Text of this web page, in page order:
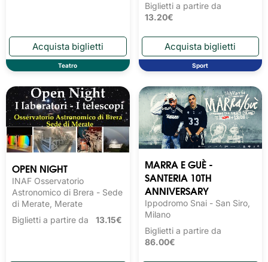
Teatro
Biglietti a partire da
13.20€
Sport
OPEN NIGHT
INAF Osservatorio
Astronomico di Brera - Sede
di Merate, Merate
Biglietti a partire da 13.15€
MARRA E GUÈ -
SANTERIA 10TH
ANNIVERSARY
Ippodromo Snai - San Siro,
Milano
Biglietti a partire da
86.00€